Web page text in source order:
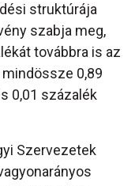
struktúrája
szabja meg,
továbbra is az
0,89
0,01 százalék
Szervezetek